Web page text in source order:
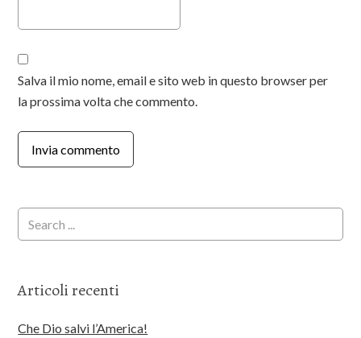
Salva il mio nome, email e sito web in questo browser per
la prossima volta che commento.
Articoli recenti
Che Dio salvi l’America!